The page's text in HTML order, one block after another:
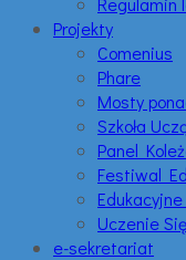
Projekty
Comenius
Phare
Mosty
Szkoła
Panel
Festiwal
Uczenie
e-sekretariat